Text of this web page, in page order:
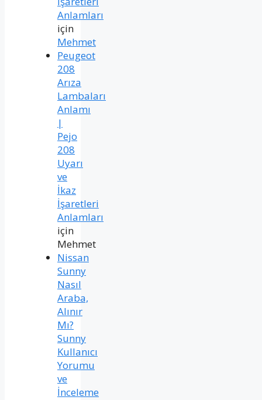
Anlamları
için
Mehmet
Peugeot
208
Arıza
Lambaları
Anlamı
|
Pejo
208
Uyarı
ve
İkaz
İşaretleri
Anlamları
için
Mehmet
Nissan
Sunny
Nasıl
Araba,
Alınır
Mı?
Sunny
Kullanıcı
Yorumu
ve
İnceleme